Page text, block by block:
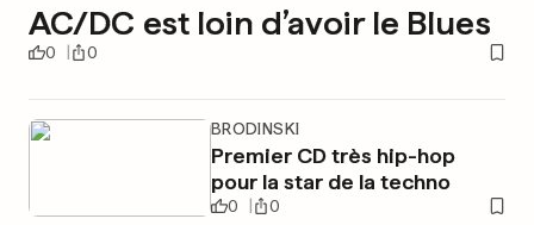
AC/DC est loin d’avoir le Blues
0 0
BRODINSKI
Premier CD très hip-hop
pour la star de la techno
0 0